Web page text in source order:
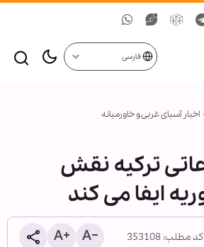
فارسی
اخبار آسیای غربی و خاورمیانه
ترکیه نقش
ایفا می کند
کد مطلب: 353108